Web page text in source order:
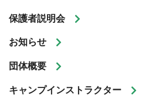
保護者説明会
お知らせ
団体概要
キャンプインストラクター